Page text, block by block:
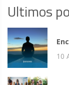
Ultimos
10